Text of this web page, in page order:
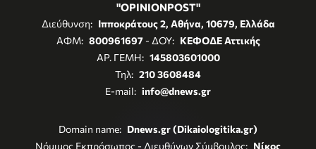
"OPINIONPOST"
Διεύθυνση: Ιπποκράτους 2, Αθήνα, 10679, Ελλάδα
ΑΦΜ: 800961697- ΔΟΥ: ΚΕΦΟΔΕ Αττικής
ΑΡ. ΓΕΜΗ: 145803601000
Τηλ: 210 3608484
E-mail: info@dnews.gr
Domain name: Dnews.gr (Dikaiologitika.gr)
Νόμιμος Εκπρόσωπος - Διευθύνων Σύμβουλος: Νίκος